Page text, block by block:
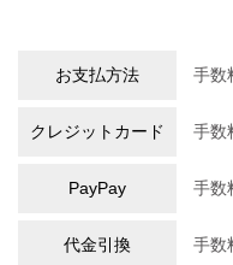
お支払方法 手数
クレジットカード 手数
PayPay 手数
代金引換 手数